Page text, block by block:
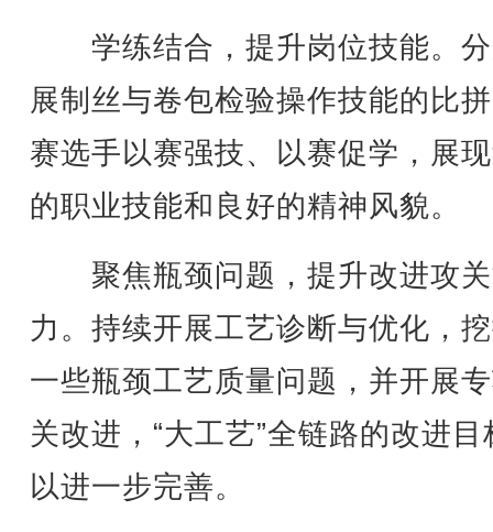
学练结合，提升岗位技能。
展制丝与卷包检验操作技能的比
赛选手以赛强技、以赛促学，展
的职业技能和良好的精神风貌。
聚焦瓶颈问题，提升改进攻
力。持续开展工艺诊断与优化，
一些瓶颈工艺质量问题，并开展
关改进，“大工艺”全链路的改进目
以进一步完善。